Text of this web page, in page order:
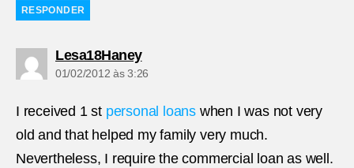
RESPONDER
Lesa18Haneydiz:
01/02/2012 às 3:26
I received 1 st personal loans when I was not very
old and that helped my family very much.
Nevertheless, I require the commercial loan as well.